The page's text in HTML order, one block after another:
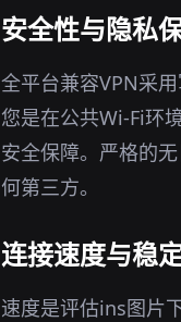
安全性与隐私
全平台兼容VPN采
您是在公共Wi-Fi环
安全保障。严格的
何第三方。
连接速度与稳
速度是评估ins图片